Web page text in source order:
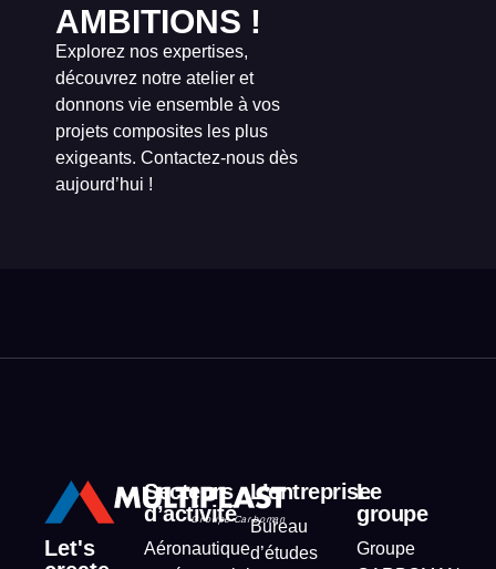
AMBITIONS !
Explorez nos expertises,
découvrez notre atelier et
donnons vie ensemble à vos
projets composites les plus
exigeants. Contactez-nous dès
aujourd’hui !
Let's
Secteurs
d’activité
Aéronautique
L’entreprise
Bureau
d’études
Le
groupe
Groupe